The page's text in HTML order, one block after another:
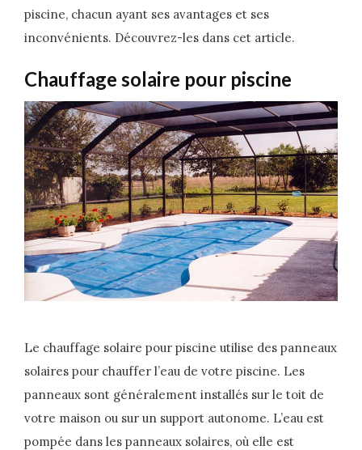
piscine, chacun ayant ses avantages et ses
inconvénients. Découvrez-les dans cet article.
Chauffage solaire pour piscine
Le chauffage solaire pour piscine utilise des panneaux
solaires pour chauffer l’eau de votre piscine. Les
panneaux sont généralement installés sur le toit de
votre maison ou sur un support autonome. L’eau est
pompée dans les panneaux solaires, où elle est